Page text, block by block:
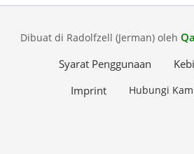
Dibuat di Radolfzell (Jerman) oleh
Syarat Penggunaan
Imprint
Hubungi